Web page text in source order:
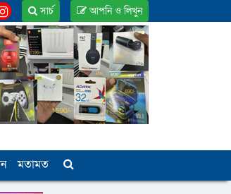
আপনি ও লিখুন
সার্চ
মতামত